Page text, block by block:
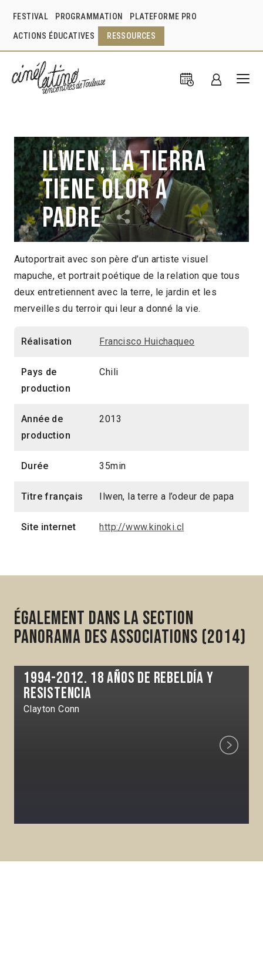
FESTIVAL PROGRAMMATION PLATEFORME PRO
ACTIONS ÉDUCATIVES RESSOURCES
Ilwen, la tierra
tiene olor a
padre
Francisco Huichaqueo Chili 2013
35min
2014 > Panorama des associations
2014 > Panorama Documentaire
Autoportrait avec son père d’un artiste visuel
mapuche, et portrait poétique de la relation que tous
deux entretiennent avec la terre, le jardin et les
merveilles du terroir qui leur a donné la vie.
Réalisation Francisco Huichaqueo
Pays de
production
Chili
Année de
production
2013
Durée 35min
Titre français Ilwen, la terre a l’odeur de papa
Site internet http://www.kinoki.cl
Également dans la section
Panorama des associations (2014)
1994-2012. 18 años de rebeldía y
resistencia
Clayton Conn
Next